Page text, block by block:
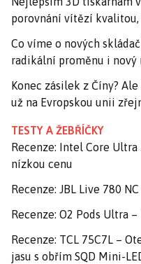
porovnání vítězí
Co víme o nových
radikální proměnu i nový
Konec zásilek z Číny?
už na Evropskou unii
TESTY A ŽEBŘÍČKY
Recenze: Intel Core Ultra
nízkou cenu
Recenze: JBL Live 780
Recenze: O2 Pods Ultra
Recenze: TCL 75C7L –
jasu s obřím SQD Mini-